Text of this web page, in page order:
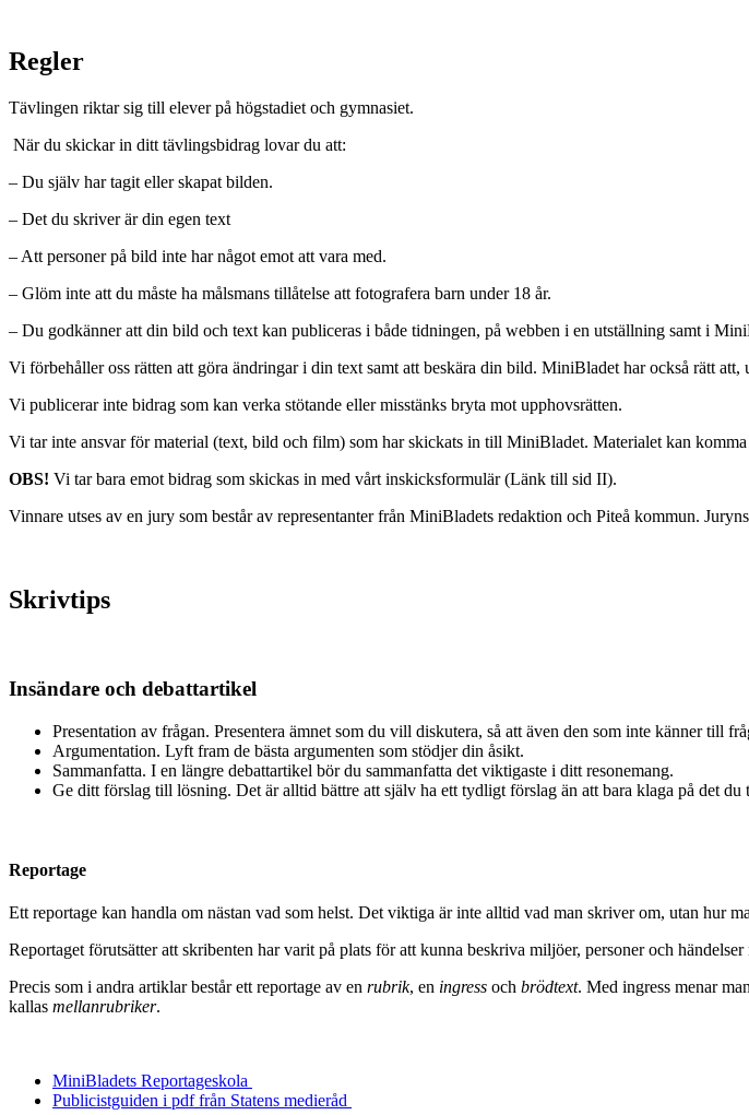
Regler
Tävlingen riktar sig till elever på högstadiet och gymnasiet.
När du skickar in ditt tävlingsbidrag lovar du att:
– Du själv har tagit eller skapat bilden.
– Det du skriver är din egen text
– Att personer på bild inte har något emot att vara med.
– Glöm inte att du måste ha målsmans tillåtelse att fotografera barn under 18 år.
– Du godkänner att din bild och text kan publiceras i både tidningen, på webben i en utställning samt i
Vi förbehåller oss rätten att göra ändringar i din text samt att beskära din bild. MiniBladet har också rätt
Vi publicerar inte bidrag som kan verka stötande eller misstänks bryta mot upphovsrätten.
Vi tar inte ansvar för material (text, bild och film) som har skickats in till MiniBladet. Materialet kan komma
OBS! Vi tar bara emot bidrag som skickas in med vårt inskicksformulär (Länk till sid II).
Vinnare utses av en jury som består av representanter från MiniBladets redaktion och Piteå kommun.
Skrivtips
Insändare och debattartikel
Presentation av frågan. Presentera ämnet som du vill diskutera, så att även den som inte känner till
Argumentation. Lyft fram de bästa argumenten som stödjer din åsikt.
Sammanfatta. I en längre debattartikel bör du sammanfatta det viktigaste i ditt resonemang.
Ge ditt förslag till lösning. Det är alltid bättre att själv ha ett tydligt förslag än att bara klaga på det du
Reportage
Ett reportage kan handla om nästan vad som helst. Det viktiga är inte alltid vad man skriver om, utan hur
Reportaget förutsätter att skribenten har varit på plats för att kunna beskriva miljöer, personer och händelser
Precis som i andra artiklar består ett reportage av en rubrik, en ingress och brödtext. Med ingress menar
kallas mellanrubriker.
MiniBladets Reportageskola
Publicistguiden i pdf från Statens medieråd